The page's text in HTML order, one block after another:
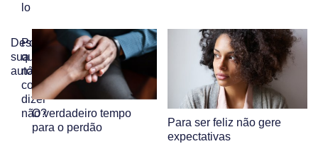
lo
Desenvolva
sua
autocompaixão
Por
que
não
consigo
dizer
não?
O verdadeiro tempo
para o perdão
Para ser feliz não gere
expectativas